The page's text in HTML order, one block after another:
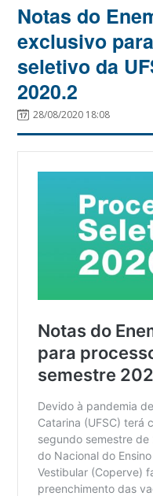
Notas do
exclusivo
seletivo da
2020.2
28/08/2020 18:08